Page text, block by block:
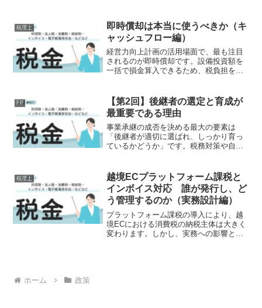
ター...
税理士
即時償却は本当に使うべきか（キ
ャッシュフロー編）
経営力向上計画の活用場面で、最も注目
されるのが即時償却です。設備投資額を
一括で損金算入できるため、税負担を大
時償却＝有利」と単純に判断することは
できません。本稿では、キ...
FP
【第2回】後継者の選定と育成が
最重要である理由
事業承継の成否を決める最大の要素は
「後継者が適切に選ばれ、しっかり育っ
ているかどうか」です。税務対策や自社
とができます。一方、後継者育成は時間
をかけて積み重ねるしかなく...
税理士
越境ECプラットフォーム課税と
インボイス対応 誰が発行し、ど
う管理するのか（実務設計編）
プラットフォーム課税の導入により、越
境ECにおける消費税の納税主体は大きく
変わります。しかし、実務への影響とし
ホーム
政策